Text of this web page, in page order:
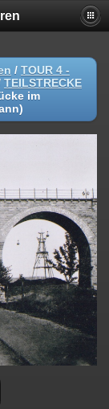
/ TOUR 4 -
TEILSTRECKE
im